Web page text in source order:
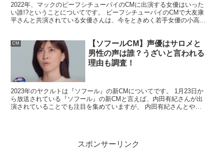
うことです。一方で、芸名が本名に近い場合もあれば、ま
ったく別の名前の場合もあります。
永瀬ゆずなさんについては、本名を明かしている情報は確
認できないため、「本名はこれ」と断言するのは避けたほ
うがよいでしょう。
永瀬ゆずな プロフィール表（公式プロフィール
公式に掲載されている項目 を中心にまとめます。
2022年、マックのビーフシチューパイのCMに出演する女優はいった
い誰!?ということについてです。 ビーフシチューパイのCMで大友康
平さんと共演されている女優さんは、今をときめく若手女優の小高サ
CM
【ソフールCM】声優はサロメと
男性の声は誰？うざいと言われる
理由も調査！
2023年のヤクルトは『ソフール』の新CMについてです。 1月23日か
ら放送されている『ソフール』の新CMと言えば、内田有紀さんが出
演されていることでも注目を集めていますが、 内田有紀さんとやり
スポンサーリンク